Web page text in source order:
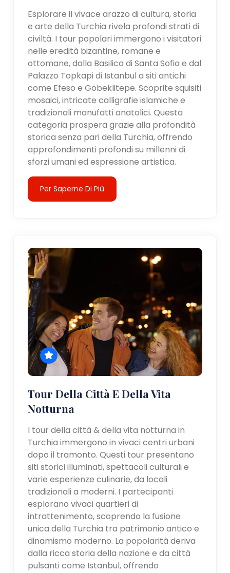
Esplorare il vivace arazzo di cultura, storia
e arte della Turchia rivela profondi strati di
civiltà. I tour popolari immergono i visitatori
nelle eredità bizantine, romane e
ottomane, dalla Basilica di Santa Sofia e dal
Palazzo Topkapi di Istanbul a siti antichi
come Efeso e Göbeklitepe. Scoprite squisiti
mosaici, intricate calligrafie islamiche e
tradizionali manufatti anatolici. Questa
categoria prospera grazie alla profondità
storica senza pari della Turchia, offrendo
approfondimenti profondi su millenni di
sforzi umani ed espressione artistica.
Per Saperne Di Più
Tour Della Città E Della Vita
Notturna
I tour della città & della vita notturna in
Turchia immergono in vivaci centri urbani
dopo il tramonto. Questi tour presentano
siti storici illuminati, spettacoli culturali e
varie esperienze culinarie, da locali
tradizionali a moderni. I partecipanti
esplorano vivaci quartieri di
intrattenimento, scoprendo la fusione
unica della Turchia tra patrimonio antico e
dinamismo moderno. La popolarità deriva
dalla ricca storia della nazione e da città
pulsanti come Istanbul, offrendo